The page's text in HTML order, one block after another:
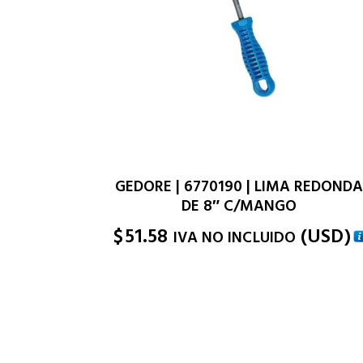
GEDORE | 6770190 | LIMA REDONDA
DE 8″ C/MANGO
$51.58 IVA NO INCLUIDO (USD)